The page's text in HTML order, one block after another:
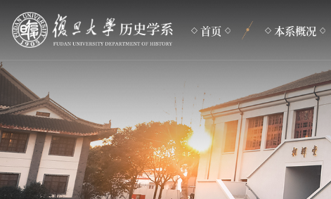
首页 本系概况
本系简介
组织机构
专业设置
联系方式